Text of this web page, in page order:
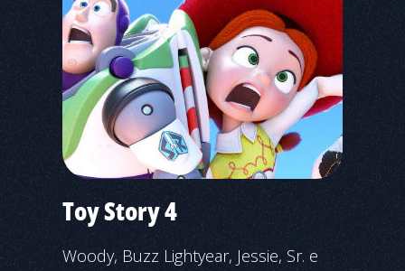
Toy Story 4
Woody, Buzz Lightyear, Jessie, Sr. e